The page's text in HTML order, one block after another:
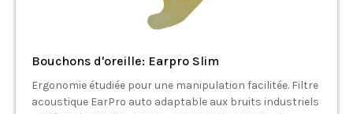
Bouchons d'oreille: Earpro Slim
Ergonomie étudiée pour une manipulation facilitée. Filtre
acoustique EarPro auto adaptable aux bruits industriels